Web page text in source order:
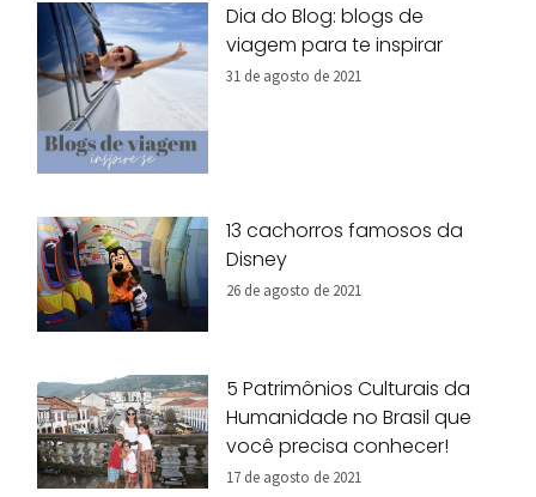
Dia do Blog: blogs de
viagem para te inspirar
31 de agosto de 2021
13 cachorros famosos da
Disney
26 de agosto de 2021
5 Patrimônios Culturais da
Humanidade no Brasil que
você precisa conhecer!
17 de agosto de 2021